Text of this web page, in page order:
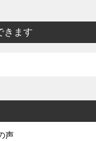
きます
声